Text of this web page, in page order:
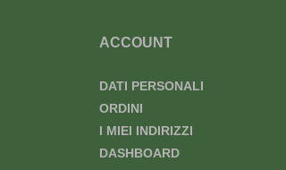
ACCOUNT
DATI PERSONALI
ORDINI
I MIEI INDIRIZZI
DASHBOARD